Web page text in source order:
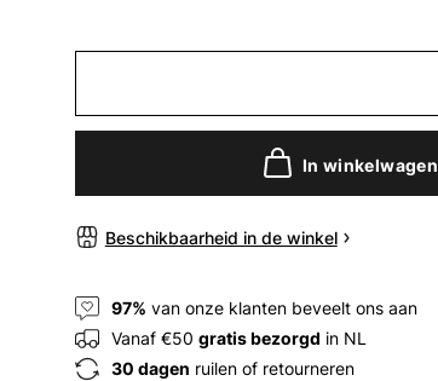
In winkelwagen
Beschikbaarheid in de winkel
97% van onze klanten beveelt ons aan
Vanaf €50 gratis bezorgd in NL
30 dagen ruilen of retourneren